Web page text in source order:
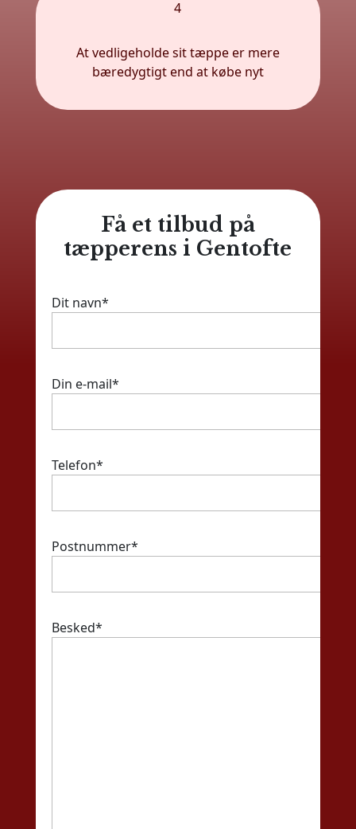
4
At vedligeholde sit tæppe er mere
bæredygtigt end at købe nyt
Få et tilbud på
tæpperens i Gentofte
Dit navn*
Din e-mail*
Telefon*
Postnummer*
Besked*